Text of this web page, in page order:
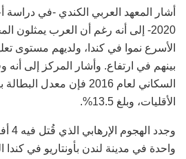
أشار المعهد العربي الكندي -في
2020- إلى أنه رغم أن العرب يمثلون
الأسرع نموا في كندا، ولديهم مستوى
بينهم في ارتفاع. وأشار المركز إلى أنه
السكاني لعام 2016 فإن
الأقليات، وبلغ 13.5%.
واحدة في مدينة لندن بأونتاريو في